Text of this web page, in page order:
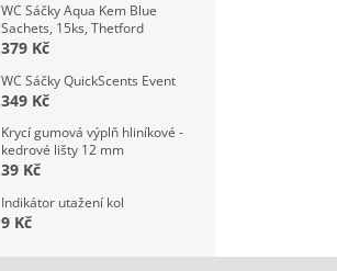
WC Sáčky Aqua Kem Blue
Sachets, 15ks, Thetford
379 Kč
WC Sáčky QuickScents Event
349 Kč
Krycí gumová výplň hliníkové -
kedrové lišty 12 mm
39 Kč
Indikátor utažení kol
9 Kč